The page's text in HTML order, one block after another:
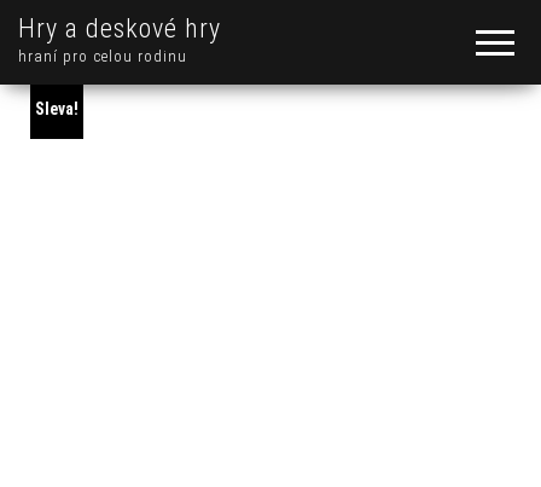
Hry a deskové hry
hraní pro celou rodinu
Sleva!